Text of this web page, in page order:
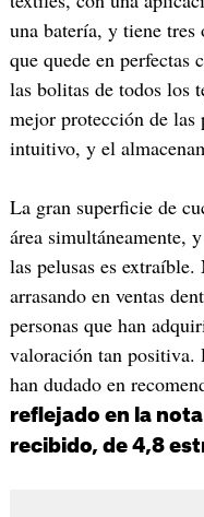
una batería, y tiene
que quede en
las bolitas de todos los
mejor protección de las
intuitivo, y el
La gran superficie de
área simultáneamente,
las pelusas es extraíble.
arrasando en ventas
personas que han
valoración tan positiva.
han dudado en
reflejado en la
recibido, de 4,8